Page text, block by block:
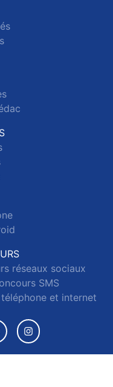
réseaux sociaux
SMS
et internet